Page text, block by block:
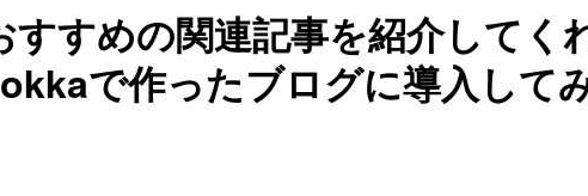
すすめの関連記事を紹介してく
で作ったブログに導入して